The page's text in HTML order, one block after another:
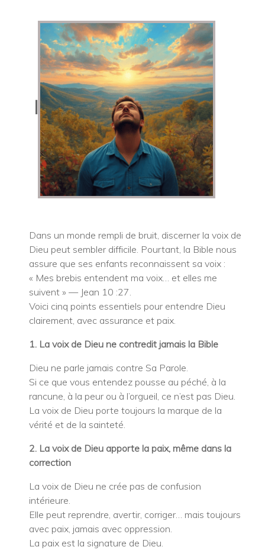
l
Dans un monde rempli de bruit, discerner la voix de
Dieu peut sembler difficile. Pourtant, la Bible nous
assure que ses enfants reconnaissent sa voix :
« Mes brebis entendent ma voix… et elles me
suivent » — Jean 10 :27.
Voici cinq points essentiels pour entendre Dieu
clairement, avec assurance et paix.
1. La voix de Dieu ne contredit jamais la Bible
Dieu ne parle jamais contre Sa Parole.
Si ce que vous entendez pousse au péché, à la
rancune, à la peur ou à l’orgueil, ce n’est pas Dieu.
La voix de Dieu porte toujours la marque de la
vérité et de la sainteté.
2. La voix de Dieu apporte la paix, même dans la
correction
La voix de Dieu ne crée pas de confusion
intérieure.
Elle peut reprendre, avertir, corriger… mais toujours
avec paix, jamais avec oppression.
La paix est la signature de Dieu.